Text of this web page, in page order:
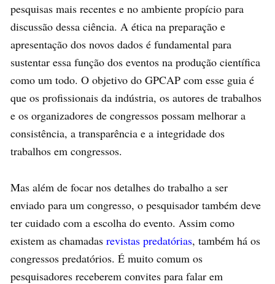
pesquisas mais recentes e no ambiente propício para
discussão dessa ciência. A ética na preparação e
apresentação dos novos dados é fundamental para
sustentar essa função dos eventos na produção científica
como um todo. O objetivo do GPCAP com esse guia é
que os profissionais da indústria, os autores de trabalhos
e os organizadores de congressos possam melhorar a
consistência, a transparência e a integridade dos
trabalhos em congressos.
Mas além de focar nos detalhes do trabalho a ser
enviado para um congresso, o pesquisador também deve
ter cuidado com a escolha do evento. Assim como
existem as chamadas revistas predatórias, também há os
congressos predatórios. É muito comum os
pesquisadores receberem convites para falar em